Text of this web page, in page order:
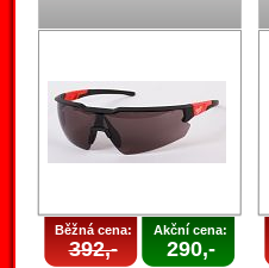
Běžná cena:
392,-
Akční cena:
290,-